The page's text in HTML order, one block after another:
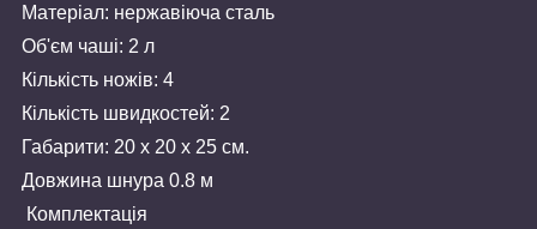
Матеріал: нержавіюча сталь
Об'єм чаші: 2 л
Кількість ножів: 4
Кількість швидкостей: 2
Габарити: 20 х 20 х 25 см.
Довжина шнура 0.8 м
Комплектація